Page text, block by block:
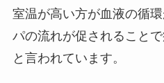
室温が高い方が血液の循
パの流れが促されること
と言われています。